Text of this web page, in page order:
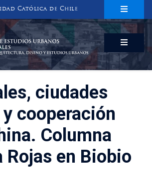
Católica de Chile
ESTUDIOS URBANOS
DISEÑO Y ESTUDIOS URBANOS
ciudades
cooperación
Columna
Rojas en Biobio